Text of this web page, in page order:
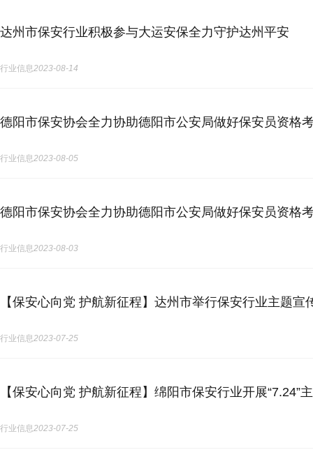
达州市保安行业积极参与大运安保全力守护达州平安
行业信息2023-08-14
德阳市保安协会全力协助德阳市公安局做好保安员资格
行业信息2023-08-05
德阳市保安协会全力协助德阳市公安局做好保安员资格
行业信息2023-08-03
【保安心向党 护航新征程】达州市举行保安行业主题
行业信息2023-07-25
【保安心向党 护航新征程】绵阳市保安行业开展“7.24”
行业信息2023-07-25